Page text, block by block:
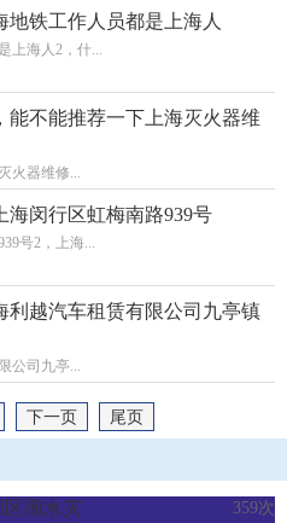
地铁工作人员都是上海人
上海人2，什...
能不能推荐一下上海灭火器维
火器维修...
海闵行区虹梅南路939号
号2，上海...
利越汽车租赁有限公司九亭镇
公司九亭...
下一页 尾页
359次
区闹水灾